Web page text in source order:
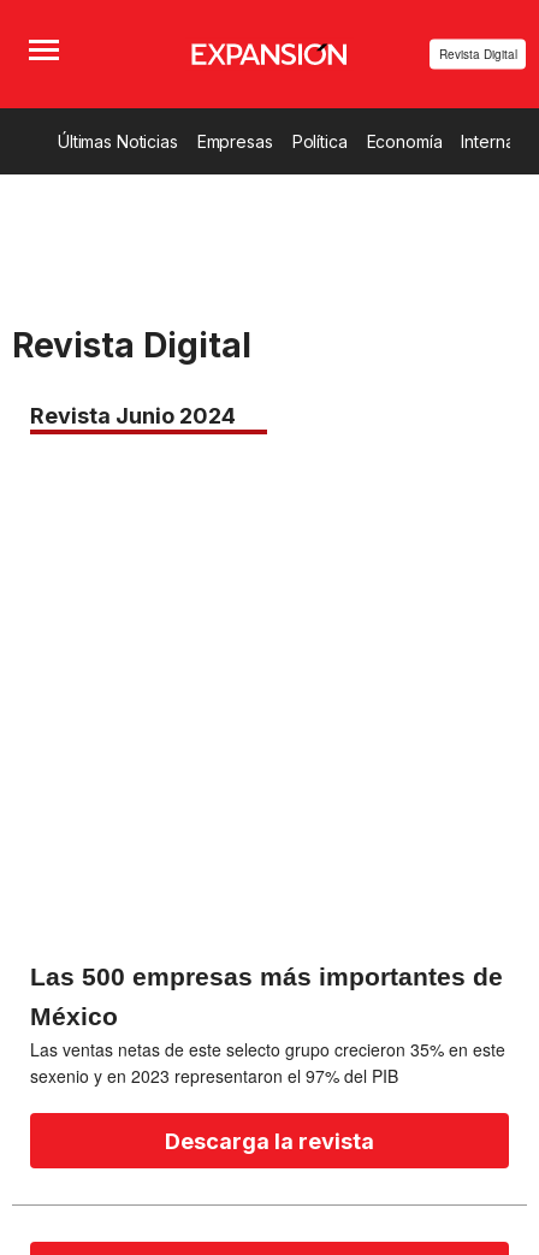
Revista Digital
Últimas Noticias Empresas Política Economía
Revista Digital
Revista Junio 2024
Las 500 empresas más importantes de
México
Las ventas netas de este selecto grupo crecieron 35% en este
sexenio y en 2023 representaron el 97% del PIB
Descarga la revista